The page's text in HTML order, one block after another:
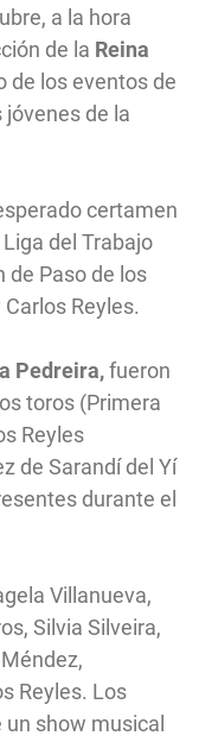
a la hora
de la Reina
de los eventos de
de la
certamen
del Trabajo
de Paso de los
Reyles.
Pedreira,fueron
toros (Primera
Reyles
de Sarandí del Yí
durante el
Villanueva,
Silvia Silveira,
Reyles. Los
show musical